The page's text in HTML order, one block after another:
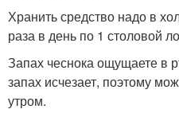
Хранить средство надо в
раза в день по 1 столовой
Запах чеснока ощущаете в
запах исчезает, поэтому
утром.